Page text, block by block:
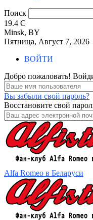
Поиск
19.4 C
Minsk, BY
Пятница, Август 7, 2026
ВОЙТИ
Добро пожаловать!
Вы забыли свой пароль?
Восстановите свой
Alfa Romeo в Беларуси